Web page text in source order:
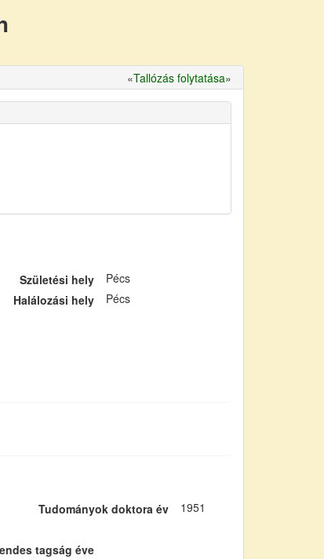
«Tallózás folytatása»
Születési hely
Pécs
Halálozási hely
Pécs
Tudományok doktora év
1951
tagság éve